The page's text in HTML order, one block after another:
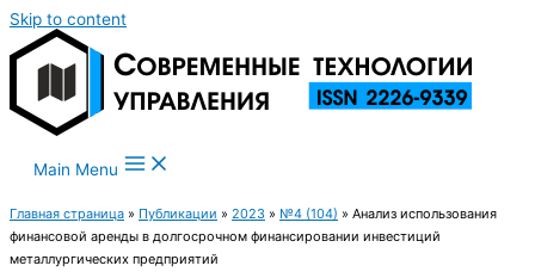
Skip to content
Main Menu
Главная страница » Публикации » 2023 » №4 (104) » Анализ использования
финансовой аренды в долгосрочном финансировании инвестиций
металлургических предприятий